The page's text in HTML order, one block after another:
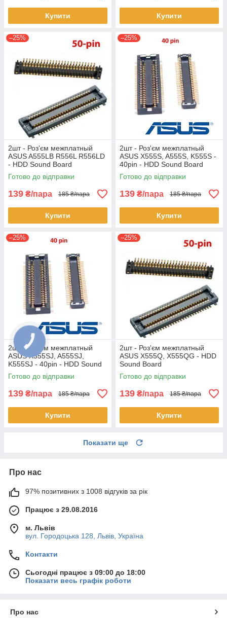
Купити Купити
–25%
2шт - Роз'єм межплатный
ASUS A555LB R556L R556LD
- HDD Sound Board
Готово до відправки
139 ₴/пара 185 ₴/пара
Купити
–25%
2шт - Роз'єм межплатный
ASUS X555S, A555S, K555S -
40pin - HDD Sound Board
Готово до відправки
139 ₴/пара 185 ₴/пара
Купити
–25%
2шт - Роз'єм межплатный
ASUS X555SJ, A555SJ,
K555SJ - 40pin - HDD Sound
Board
Готово до відправки
139 ₴/пара 185 ₴/пара
Купити
–25%
2шт - Роз'єм межплатный
ASUS X555Q, X555QG - HDD
Sound Board
Готово до відправки
139 ₴/пара 185 ₴/пара
Купити
Показати ще
Про нас
97% позитивних з 1008 відгуків за рік
Працює з 29.08.2016
м. Львів
вул. Городоцька 128, Львів, Україна
Контакти
Сьогодні працює з 09:00 до 18:00
Показати весь графік роботи
Про нас